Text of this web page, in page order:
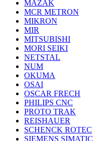
MAZAK
MCR METRON
MIKRON
MIR
MITSUBISHI
MORI SEIKI
NETSTAL
NUM
OKUMA
OSAI
OSCAR FRECH
PHILIPS CNC
PROTO TRAK
REISHAUER
SCHENCK ROTEC
SIEMENS SIMATIC